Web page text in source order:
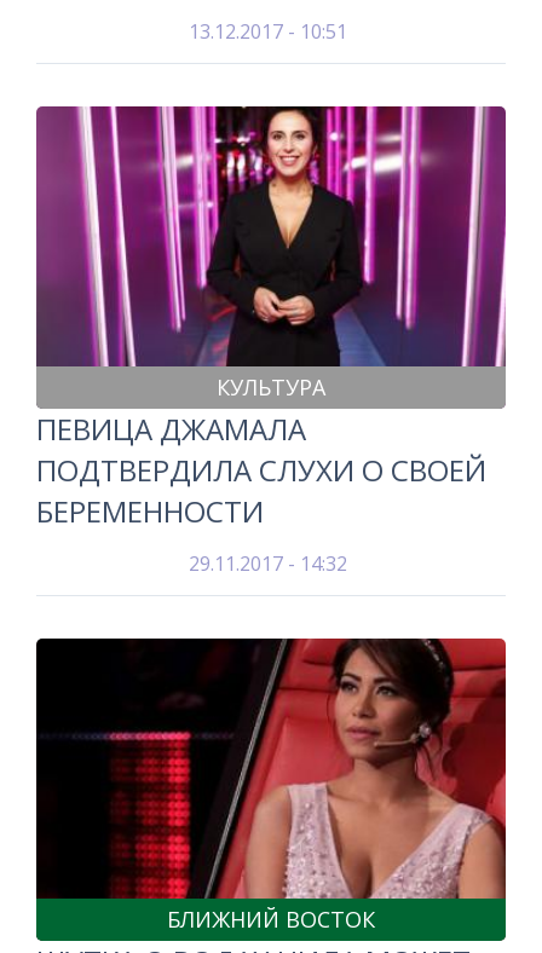
13.12.2017 - 10:51
КУЛЬТУРА
ПЕВИЦА ДЖАМАЛА
ПОДТВЕРДИЛА СЛУХИ О СВОЕЙ
БЕРЕМЕННОСТИ
29.11.2017 - 14:32
БЛИЖНИЙ ВОСТОК